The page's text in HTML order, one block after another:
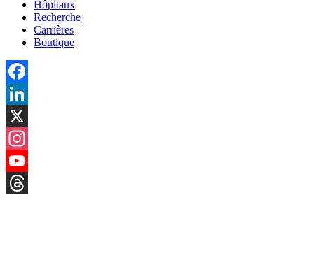
Hôpitaux
Recherche
Carrières
Boutique
Facebook
LinkedIn
X
Instagram
YouTube